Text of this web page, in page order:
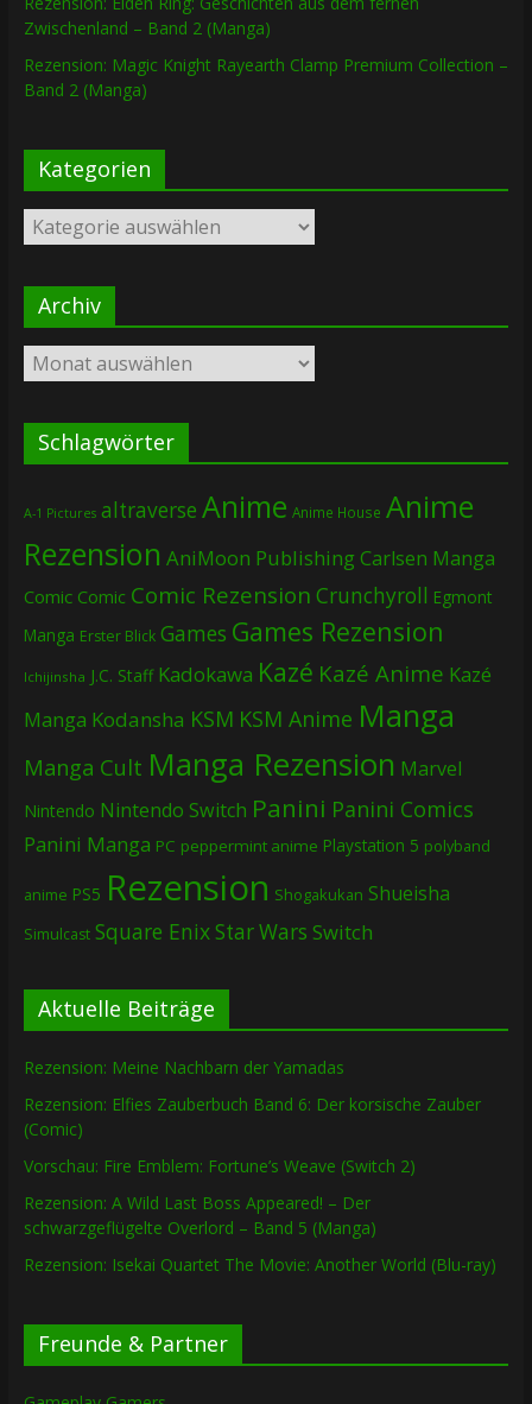
Zwischenland – Band 2 (Manga)
Rezension: Magic Knight Rayearth Clamp Premium Collection –
Band 2 (Manga)
Kategorien
Kategorien
Archiv
Archiv
Schlagwörter
A-1 Pictures altraverse Anime Anime House Anime
Rezension AniMoon PublishingCarlsen Manga
Comic Comic Comic Rezension Crunchyroll Egmont
Manga Erster Blick Games Games Rezension
Ichijinsha J.C. Staff Kadokawa Kazé Kazé Anime Kazé
Manga Kodansha KSM KSM Anime Manga
Manga Cult Manga Rezension Marvel
Nintendo Nintendo Switch Panini Panini Comics
Panini Manga PC peppermint anime Playstation 5 polyband
anime PS5 Rezension Shogakukan Shueisha
Simulcast Square EnixStar Wars Switch
Aktuelle Beiträge
Rezension: Meine Nachbarn der Yamadas
Rezension: Elfies Zauberbuch Band 6: Der korsische Zauber
(Comic)
Vorschau: Fire Emblem: Fortune’s Weave (Switch 2)
Rezension: A Wild Last Boss Appeared! – Der
schwarzgeflügelte Overlord – Band 5 (Manga)
Rezension: Isekai Quartet The Movie: Another World (Blu-ray)
Freunde & Partner